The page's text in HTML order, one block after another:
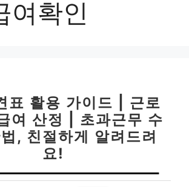
여확인
표 활용 가이드 | 근로
여 산정 | 초과근무 수
, 친절하게 알려드려
요!